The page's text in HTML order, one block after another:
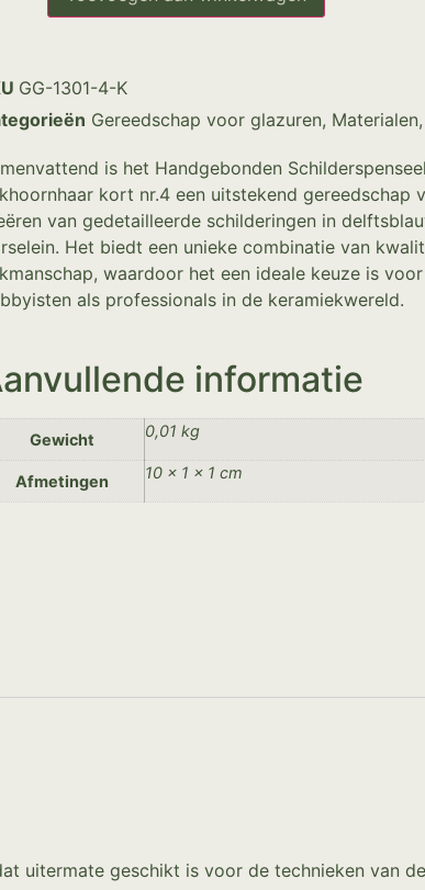
GG-1301-4-K
Gereedschap voor glazuren, Materialen,
is het Handgebonden Schilderspenseel
kort nr.4 een uitstekend gereedschap
van gedetailleerde schilderingen in
Het biedt een unieke combinatie van
waardoor het een ideale keuze is
als professionals in de keramiekwereld.
informatie
Gewicht 0,01 kg
Afmetingen 10 × 1 × 1 cm
uitermate geschikt is voor de technieken van